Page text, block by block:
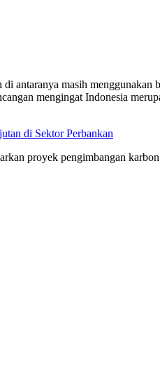
antaranya masih
mengingat Indonesia
di Sektor Perbankan
proyek pengimbangan